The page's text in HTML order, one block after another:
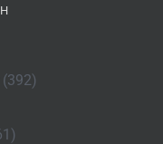
(392)